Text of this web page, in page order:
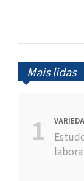
Mais lidas